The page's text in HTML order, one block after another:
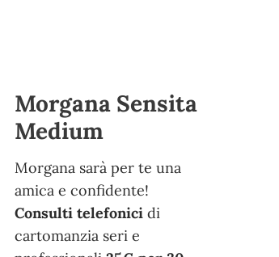
Morgana Sensita
Medium
Morgana sarà per te una
amica e confidente!
Consulti telefonici di
cartomanzia seri e